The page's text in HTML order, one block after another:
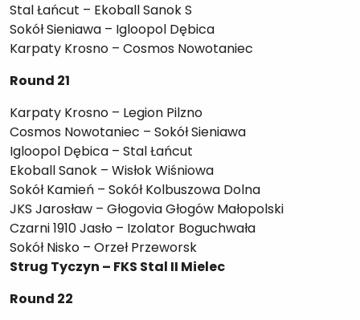
Stal Łańcut – Ekoball Sanok S
Sokół Sieniawa – Igloopol Dębica
Karpaty Krosno – Cosmos Nowotaniec
Round 21
Karpaty Krosno – Legion Pilzno
Cosmos Nowotaniec – Sokół Sieniawa
Igloopol Dębica – Stal Łańcut
Ekoball Sanok – Wisłok Wiśniowa
Sokół Kamień – Sokół Kolbuszowa Dolna
JKS Jarosław – Głogovia Głogów Małopolski
Czarni 1910 Jasło – Izolator Boguchwała
Sokół Nisko – Orzeł Przeworsk
Strug Tyczyn – FKS Stal II Mielec
Round 22